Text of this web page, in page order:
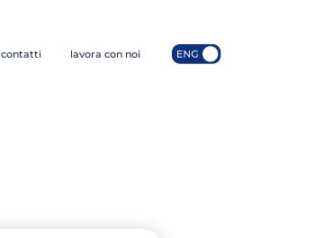
contatti lavora con noi